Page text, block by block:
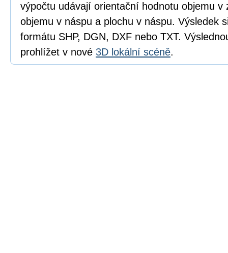
výpočtu udávají orientační hodnotu objemu v
objemu v náspu a plochu v náspu. Výsledek
formátu SHP, DGN, DXF nebo TXT.
prohlížet v nové 3D lokální scéně.